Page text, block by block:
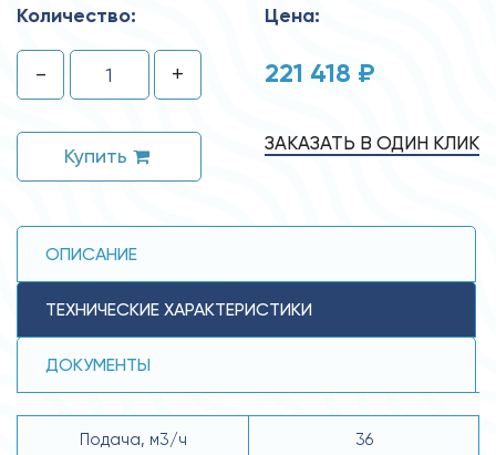
Количество:
- +
Купить
Цена:
221 418 ₽
ЗАКАЗАТЬ В ОДИН КЛИК
ОПИСАНИЕ
ТЕХНИЧЕСКИЕ ХАРАКТЕРИСТИКИ
ДОКУМЕНТЫ
Подача, м3/ч 36